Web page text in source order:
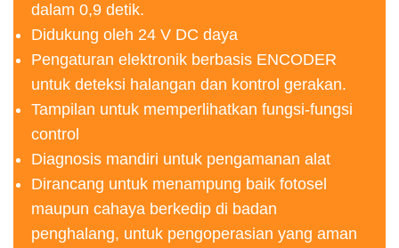
dalam 0,9 detik.
Didukung oleh 24 V DC daya
Pengaturan elektronik berbasis ENCODER
untuk deteksi halangan dan kontrol gerakan.
Tampilan untuk memperlihatkan fungsi-fungsi
control
Diagnosis mandiri untuk pengamanan alat
Dirancang untuk menampung baik fotosel
maupun cahaya berkedip di badan
penghalang, untuk pengoperasian yang aman